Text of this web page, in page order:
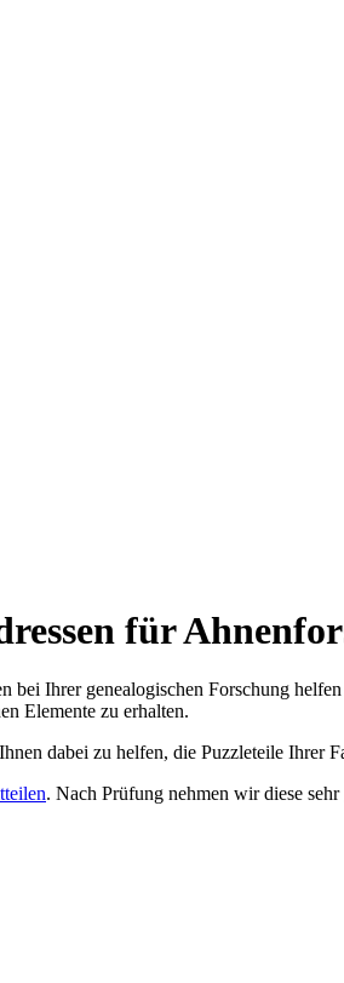
für
Ihrer genealogischen Forschung
Elemente zu erhalten.
dabei zu helfen, die Puzzleteile Ihrer
. Nach Prüfung nehmen wir diese